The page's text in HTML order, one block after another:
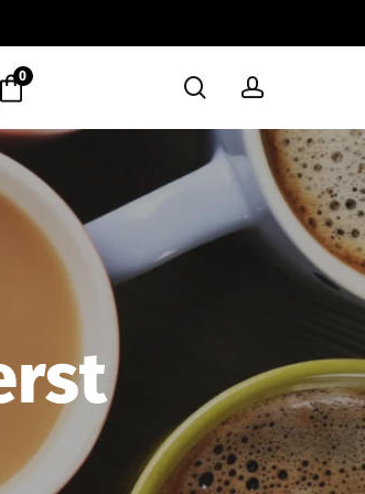
0 searchaccount